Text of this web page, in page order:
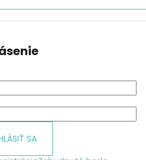
SA
- JASNÉ FARBY 32DIELNY SET